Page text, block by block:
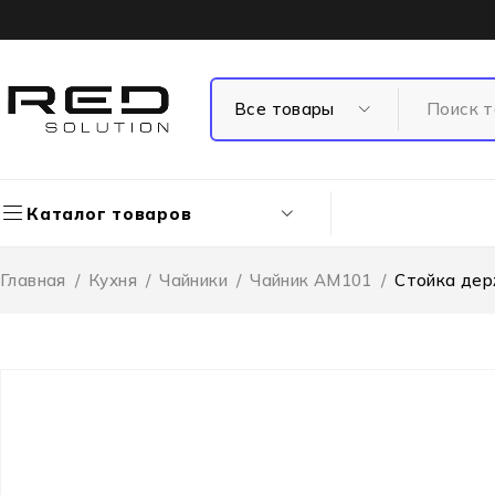
Каталог товаров
Главная / Кухня / Чайники / Чайник AM101 / Стойка